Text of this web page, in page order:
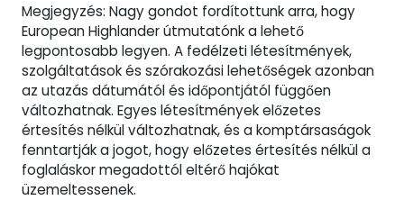
Megjegyzés: Nagy gondot fordítottunk arra, hogy
European Highlander útmutatónk a lehető
legpontosabb legyen. A fedélzeti létesítmények,
szolgáltatások és szórakozási lehetőségek azonban
az utazás dátumától és időpontjától függően
változhatnak. Egyes létesítmények előzetes
értesítés nélkül változhatnak, és a komptársaságok
fenntartják a jogot, hogy előzetes értesítés nélkül a
foglaláskor megadottól eltérő hajókat
üzemeltessenek.